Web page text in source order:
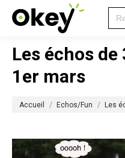
for:
Les échos
1er mars
Accueil Echos/Fun Les